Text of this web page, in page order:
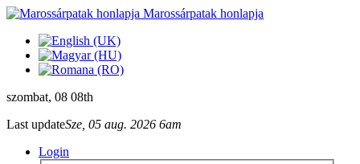
Marossárpatak honlapja
szombat, 08 08th
Last updateSze, 05 aug. 2026 6am
Login